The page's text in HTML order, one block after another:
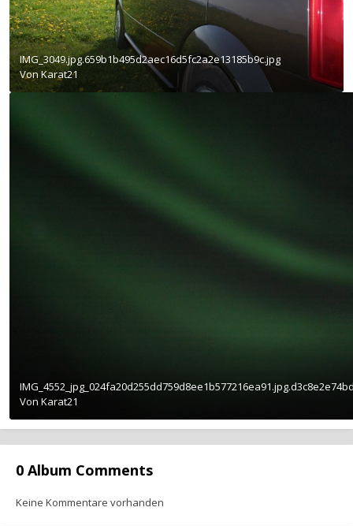
IMG_3049.jpg.659b1b495d2aec16d5fc2a2e13185b9c.jpg
VonKarat21
Von Karat21
0 Album Comments
Keine Kommentare vorhanden